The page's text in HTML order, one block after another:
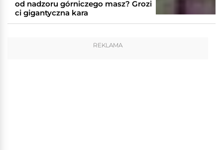
od nadzoru górniczego masz? Grozi
ci gigantyczna kara
REKLAMA